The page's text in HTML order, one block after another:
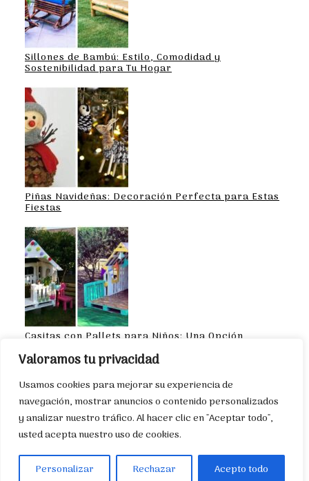
Valoramos tu privacidad
Usamos cookies para mejorar su experiencia de
navegación, mostrar anuncios o contenido personalizados
y analizar nuestro tráfico. Al hacer clic en "Aceptar todo",
usted acepta nuestro uso de cookies.
Personalizar Rechazar Acepto todo
Sillones de Bambú: Estilo, Comodidad y
Sostenibilidad para Tu Hogar
Piñas Navideñas: Decoración Perfecta para Estas
Fiestas
Casitas con Pallets para Niños: Una Opción
Hágalo usted mismo. @2023 – Todos los
derechos reservados. DIYCONSEJOS.COM –
Búscanos como: @DIYCONSEJOS EN FACEBOOK.